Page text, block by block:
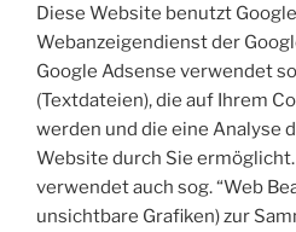
Diese Website benutzt
Webanzeigendienst der
Google Adsense verwendet
(Textdateien), die auf Ihrem
werden und die eine Analyse
Website durch Sie
verwendet auch sog. “Web
unsichtbare Grafiken) zur